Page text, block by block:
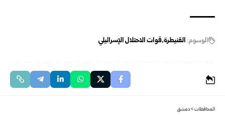
الوسوم: القنيطرة قوات الاحتلال الإسرائيلي
المحافظات>دمشق